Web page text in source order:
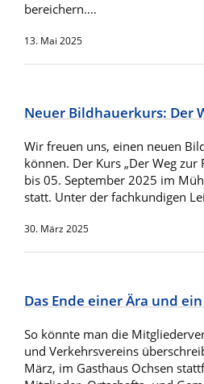
bereichern.…
13. Mai 2025
Neuer Bildhauerkurs: Der
Wir freuen uns, einen neuen
können. Der Kurs „Der Weg
bis 05. September 2025 im
statt. Unter der fachkundigen
30. März 2025
Das Ende einer Ära und
So könnte man die
und Verkehrsvereins
März, im Gasthaus Ochsen